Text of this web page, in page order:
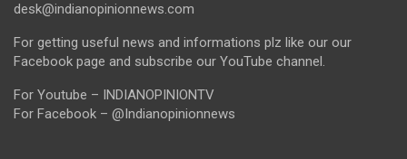
desk@indianopinionnews.com
For getting useful news and informations plz like our our
Facebook page and subscribe our YouTube channel.
For Youtube – INDIANOPINIONTV
For Facebook – @Indianopinionnews